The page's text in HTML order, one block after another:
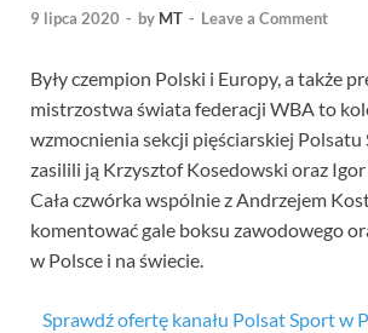
9 lipca 2020 - by MT - Leave a Comment
Były czempion Polski i Europy, a także
mistrzostwa świata federacji WBA to
wzmocnienia sekcji pięściarskiej Polsatu
zasilili ją Krzysztof Kosedowski oraz
Cała czwórka wspólnie z Andrzejem
komentować gale boksu zawodowego
w Polsce i na świecie.
Sprawdź ofertę kanału Polsat Sport w